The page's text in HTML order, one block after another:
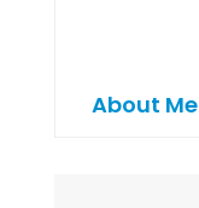
About Me